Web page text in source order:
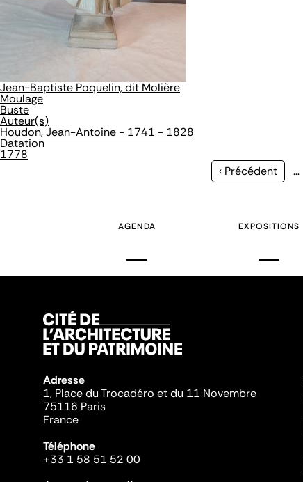
Jean-Baptiste Poquelin, dit Molière
Moulage
Buste
Auteur(s)
Houdon, Jean-Antoine - 1741 - 1828
Datation
1778
Page
‹ Précédent …
AGENDA EXPOSITIONS
Adresse
1, Place du Trocadéro et du 11 Novembre
75116 Paris
France
Téléphone
+33 1 58 51 52 00